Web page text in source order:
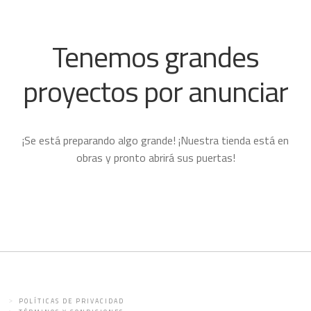
Tenemos grandes
proyectos por anunciar
¡Se está preparando algo grande! ¡Nuestra tienda está en
obras y pronto abrirá sus puertas!
POLÍTICAS DE PRIVACIDAD